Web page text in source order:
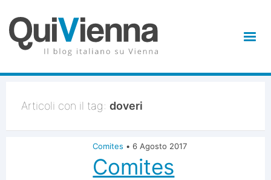
Articoli con il tag: doveri
Comites • 6 Agosto 2017
Comites